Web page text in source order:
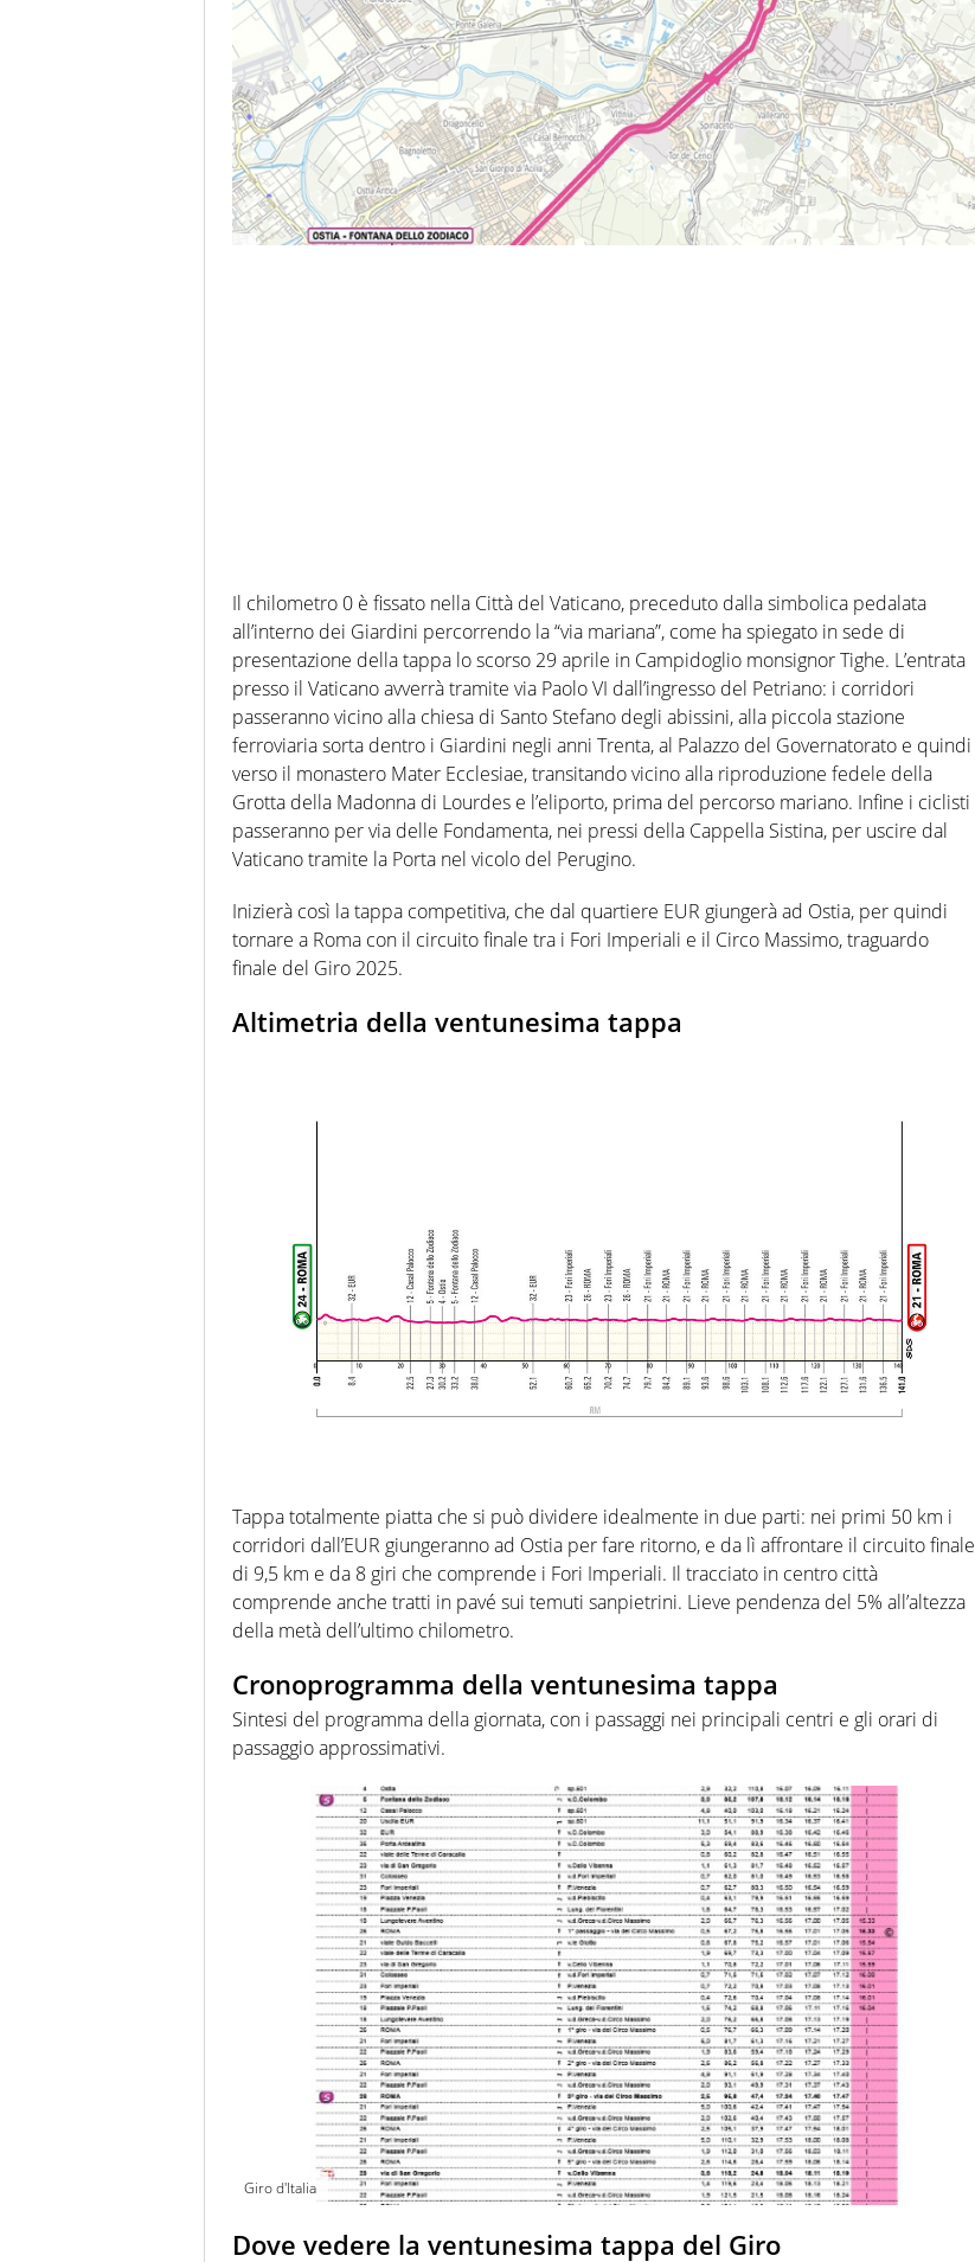
Il chilometro 0 è fissato nella Città del Vaticano, preceduto dalla simbolica pedalata
all’interno dei Giardini percorrendo la “via mariana”, come ha spiegato in sede di
presentazione della tappa lo scorso 29 aprile in Campidoglio monsignor Tighe. L’entrata
presso il Vaticano avverrà tramite via Paolo VI dall’ingresso del Petriano: i corridori
passeranno vicino alla chiesa di Santo Stefano degli abissini, alla piccola stazione
ferroviaria sorta dentro i Giardini negli anni Trenta, al Palazzo del Governatorato e quindi
verso il monastero Mater Ecclesiae, transitando vicino alla riproduzione fedele della
Grotta della Madonna di Lourdes e l’eliporto, prima del percorso mariano. Infine i ciclisti
passeranno per via delle Fondamenta, nei pressi della Cappella Sistina, per uscire dal
Vaticano tramite la Porta nel vicolo del Perugino.
Inizierà così la tappa competitiva, che dal quartiere EUR giungerà ad Ostia, per quindi
tornare a Roma con il circuito finale tra i Fori Imperiali e il Circo Massimo, traguardo
finale del Giro 2025.
Altimetria della ventunesima tappa
Tappa totalmente piatta che si può dividere idealmente in due parti: nei primi 50 km i
corridori dall’EUR giungeranno ad Ostia per fare ritorno, e da lì affrontare il circuito finale
di 9,5 km e da 8 giri che comprende i Fori Imperiali. Il tracciato in centro città
comprende anche tratti in pavé sui temuti sanpietrini. Lieve pendenza del 5% all’altezza
della metà dell’ultimo chilometro.
Cronoprogramma della ventunesima tappa
Sintesi del programma della giornata, con i passaggi nei principali centri e gli orari di
passaggio approssimativi.
Giro d'Italia
Dove vedere la ventunesima tappa del Giro